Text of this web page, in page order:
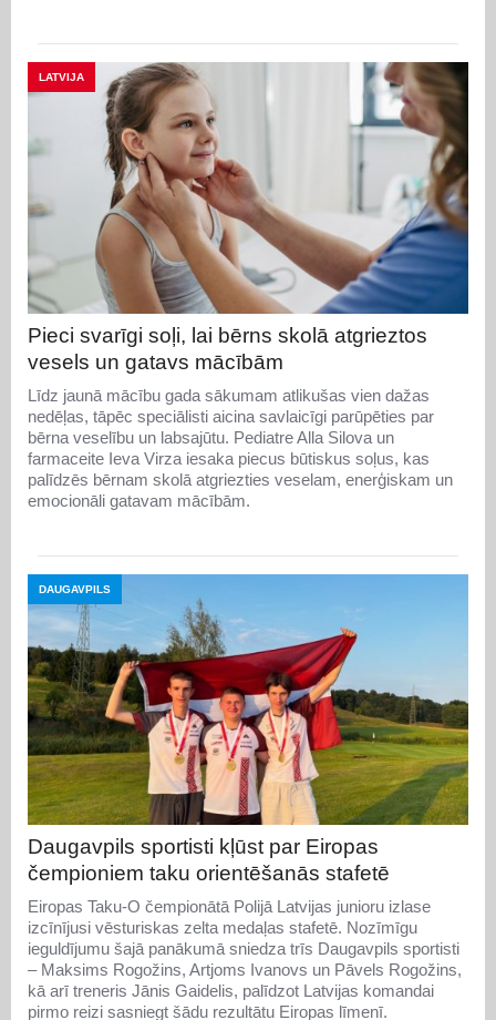
LATVIJA
Pieci svarīgi soļi, lai bērns skolā atgrieztos
vesels un gatavs mācībām
Līdz jaunā mācību gada sākumam atlikušas vien dažas
nedēļas, tāpēc speciālisti aicina savlaicīgi parūpēties par
bērna veselību un labsajūtu. Pediatre Alla Silova un
farmaceite Ieva Virza iesaka piecus būtiskus soļus, kas
palīdzēs bērnam skolā atgriezties veselam, enerģiskam un
emocionāli gatavam mācībām.
DAUGAVPILS
Daugavpils sportisti kļūst par Eiropas
čempioniem taku orientēšanās stafetē
Eiropas Taku-O čempionātā Polijā Latvijas junioru izlase
izcīnījusi vēsturiskas zelta medaļas stafetē. Nozīmīgu
ieguldījumu šajā panākumā sniedza trīs Daugavpils sportisti
– Maksims Rogožins, Artjoms Ivanovs un Pāvels Rogožins,
kā arī treneris Jānis Gaidelis, palīdzot Latvijas komandai
pirmo reizi sasniegt šādu rezultātu Eiropas līmenī.